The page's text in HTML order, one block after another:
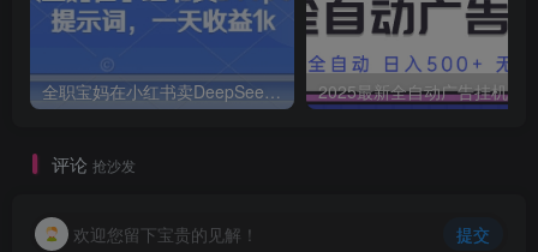
全职宝妈在小红书卖DeepSeek提示词，一天收益1k
评论 抢沙发
欢迎您留下宝贵的见解！ 提交